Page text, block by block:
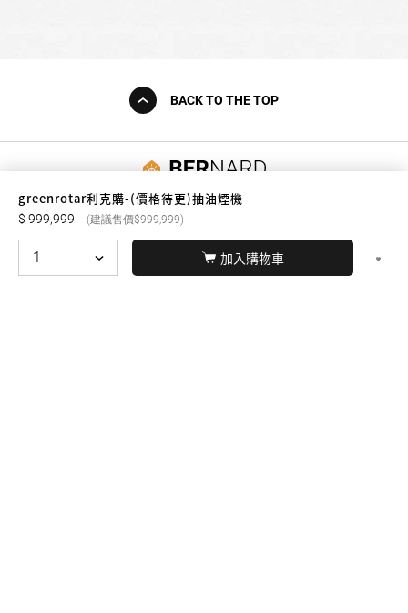
greenrotar利克購-(價格待更)抽油煙機
999,999 999,999
加入購物車
BACK TO THE TOP
友誠購物
© BERNARD 2021 WEBDESIGN